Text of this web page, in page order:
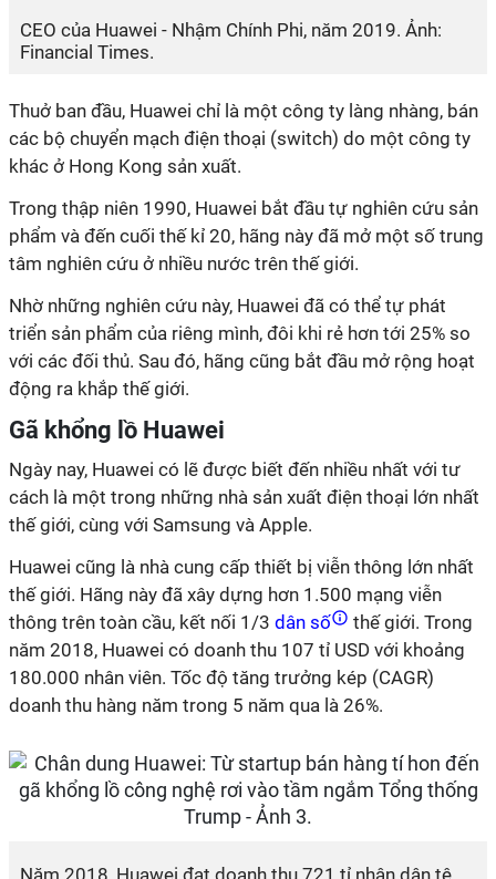
CEO của Huawei - Nhậm Chính Phi, năm 2019. Ảnh:
Financial Times.
Thuở ban đầu, Huawei chỉ là một công ty làng nhàng, bán
các bộ chuyển mạch điện thoại (switch) do một công ty
khác ở Hong Kong sản xuất.
Trong thập niên 1990, Huawei bắt đầu tự nghiên cứu sản
phẩm và đến cuối thế kỉ 20, hãng này đã mở một số trung
tâm nghiên cứu ở nhiều nước trên thế giới.
Nhờ những nghiên cứu này, Huawei đã có thể tự phát
triển sản phẩm của riêng mình, đôi khi rẻ hơn tới 25% so
với các đối thủ. Sau đó, hãng cũng bắt đầu mở rộng hoạt
động ra khắp thế giới.
Gã khổng lồ Huawei
Ngày nay, Huawei có lẽ được biết đến nhiều nhất với tư
cách là một trong những nhà sản xuất điện thoại lớn nhất
thế giới, cùng với Samsung và Apple.
Huawei cũng là nhà cung cấp thiết bị viễn thông lớn nhất
thế giới. Hãng này đã xây dựng hơn 1.500 mạng viễn
thông trên toàn cầu, kết nối 1/3 dân số
thế giới. Trong
năm 2018, Huawei có doanh thu 107 tỉ USD với khoảng
180.000 nhân viên. Tốc độ tăng trưởng kép (CAGR)
doanh thu hàng năm trong 5 năm qua là 26%.
Năm 2018, Huawei đạt doanh thu 721 tỉ nhân dân tệ,